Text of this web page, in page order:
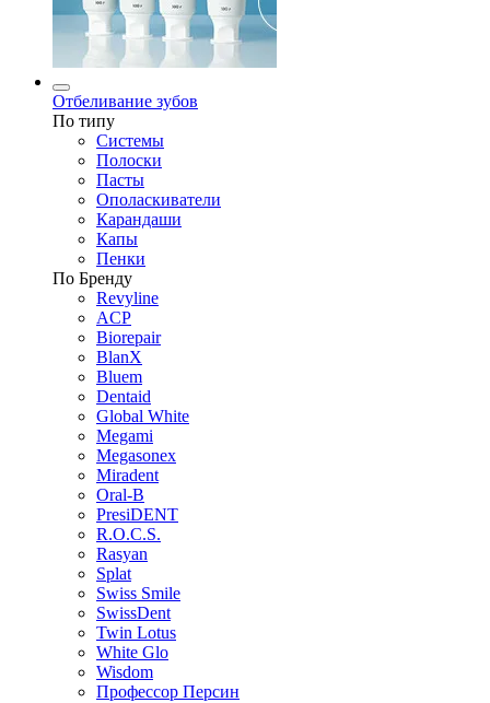
Отбеливание зубов
По типу
Системы
Полоски
Пасты
Ополаскиватели
Карандаши
Капы
Пенки
По Бренду
Revyline
ACP
Biorepair
BlanX
Bluem
Dentaid
Global White
Megami
Megasonex
Miradent
Oral-B
PresiDENT
R.O.C.S.
Rasyan
Splat
Swiss Smile
SwissDent
Twin Lotus
White Glo
Wisdom
Профессор Персин